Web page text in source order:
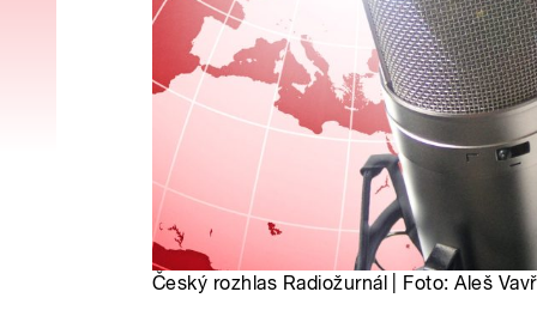
Český rozhlas Radiožurnál | Foto: Aleš